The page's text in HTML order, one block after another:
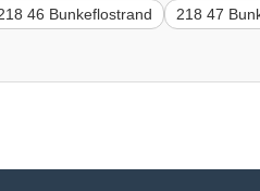
46 Bunkeflostrand
218 47